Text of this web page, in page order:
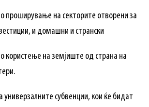
проширување на секторите отворени за
и домашни и странски
користење на земјиште од страна на
универзалните субвенции, кои ќе бидат